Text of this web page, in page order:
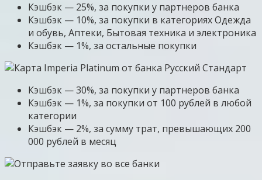
Кэшбэк — 25%, за покупки у партнеров банка
Кэшбэк — 10%, за покупки в категориях Одежда
и обувь, Аптеки, Бытовая техника и электроника
Кэшбэк — 1%, за остальные покупки
Кэшбэк — 30%, за покупки у партнеров банка
Кэшбэк — 1%, за покупки от 100 рублей в любой
категории
Кэшбэк — 2%, за сумму трат, превышающих 200
000 рублей в месяц